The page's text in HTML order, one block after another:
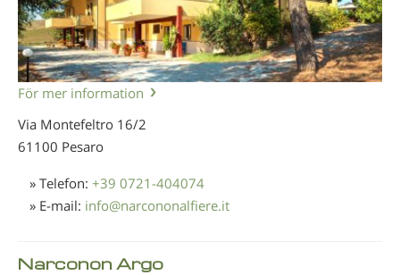
För mer information
Via Montefeltro 16/2
61100 Pesaro
» Telefon: +39 0721-404074
» E-mail: info@narcononalfiere.it
Narconon Argo